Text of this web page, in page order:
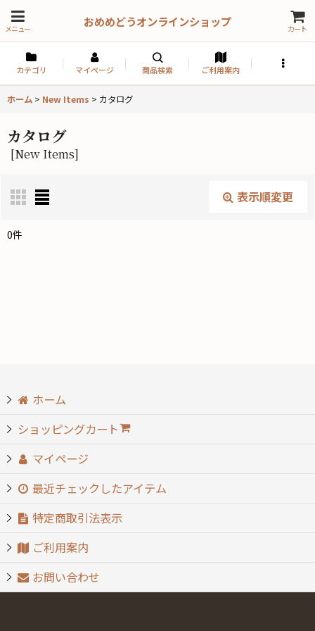
メニュー おめめどうオンラインショップ カート
カテゴリ マイページ 商品検索 ご利用案内
ホーム > New Items > カタログ
カタログ
[New Items]
表示順変更
閉じる
0件
ホーム
ショッピングカート
マイページ
最近チェックしたアイテム
特定商取引法表示
ご利用案内
お問い合わせ